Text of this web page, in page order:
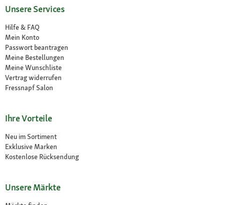
Unsere Services
Hilfe & FAQ
Mein Konto
Passwort beantragen
Meine Bestellungen
Meine Wunschliste
Vertrag widerrufen
Fressnapf Salon
Ihre Vorteile
Neu im Sortiment
Exklusive Marken
Kostenlose Rücksendung
Unsere Märkte